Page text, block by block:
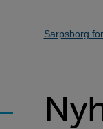
Sarpsborg